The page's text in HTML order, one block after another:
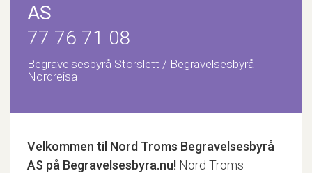
AS
77 76 71 08
Begravelsesbyrå Storslett / Begravelsesbyrå
Nordreisa
Velkommen til Nord Troms Begravelsesbyrå
AS på Begravelsesbyra.nu! Nord Troms